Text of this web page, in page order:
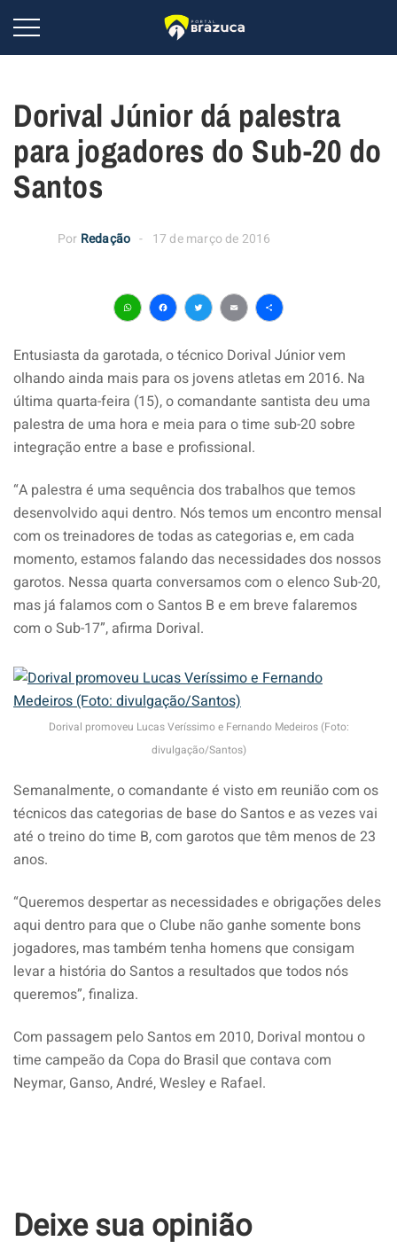
Dorival Júnior dá palestra
para jogadores do Sub-20 do
Santos
Por Redação 17 de março de 2016
WhatsApp
Facebook
Twitter
EmailShare
Entusiasta da garotada, o técnico Dorival Júnior vem
olhando ainda mais para os jovens atletas em 2016. Na
última quarta-feira (15), o comandante santista deu uma
palestra de uma hora e meia para o time sub-20 sobre
integração entre a base e profissional.
“A palestra é uma sequência dos trabalhos que temos
desenvolvido aqui dentro. Nós temos um encontro mensal
com os treinadores de todas as categorias e, em cada
momento, estamos falando das necessidades dos nossos
garotos. Nessa quarta conversamos com o elenco Sub-20,
mas já falamos com o Santos B e em breve falaremos
com o Sub-17”, afirma Dorival.
Dorival promoveu Lucas Veríssimo e Fernando Medeiros (Foto:
divulgação/Santos)
Semanalmente, o comandante é visto em reunião com os
técnicos das categorias de base do Santos e as vezes vai
até o treino do time B, com garotos que têm menos de 23
anos.
“Queremos despertar as necessidades e obrigações deles
aqui dentro para que o Clube não ganhe somente bons
jogadores, mas também tenha homens que consigam
levar a história do Santos a resultados que todos nós
queremos”, finaliza.
Com passagem pelo Santos em 2010, Dorival montou o
time campeão da Copa do Brasil que contava com
Neymar, Ganso, André, Wesley e Rafael.
Deixe sua opinião